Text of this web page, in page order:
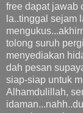
free dapat jawab
la..tinggal sejam
tolong suruh
menyediakan
dah pesan
siap-siap untuk
Alhamdulillah,